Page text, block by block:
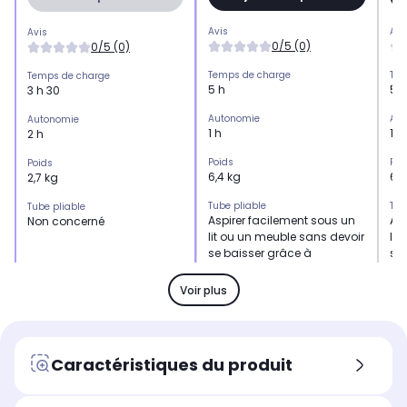
Avis
0/5 (0)
Temps de charge
3 h 30
Autonomie
2 h
Poids
2,7 kg
Tube pliable
Non concerné
Fonction anti-emmêlement
Avis
0/5 (0)
Temps de charge
5 h
Autonomie
1 h
Poids
6,4 kg
Tube pliable
Aspirer facilement sous un
lit ou un meuble sans devoir
se baisser grâce à
l'accessoire fourni avec le
produit
Fonction anti-emmêlement
5 h
1 h
lit
se
Voir plus
Caractéristiques du produit